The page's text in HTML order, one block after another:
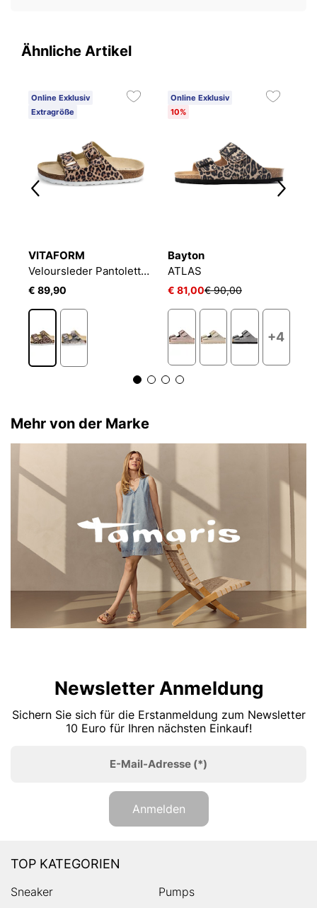
Ähnliche Artikel
Online Exklusiv
Extragröße
VITAFORM
Veloursleder Pantoletten
€ 89,90
Online Exklusiv
10%
Bayton
ATLAS
€ 81,00€ 90,00
+4
Mehr von der Marke
Newsletter Anmeldung
Sichern Sie sich für die Erstanmeldung zum Newsletter
10 Euro für Ihren nächsten Einkauf!
E-Mail-Adresse (*)
Anmelden
TOP KATEGORIEN
Sneaker
Pumps